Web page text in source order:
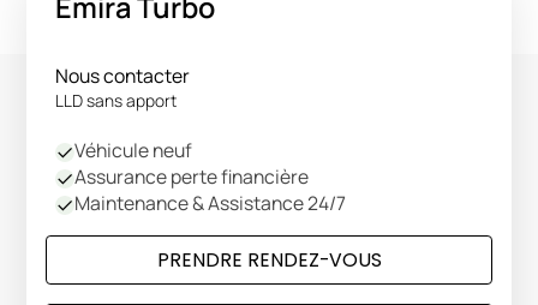
Nous contacter
LLD sans apport
Véhicule neuf
Assurance perte financière
Maintenance & Assistance 24/7
PRENDRE RENDEZ-VOUS